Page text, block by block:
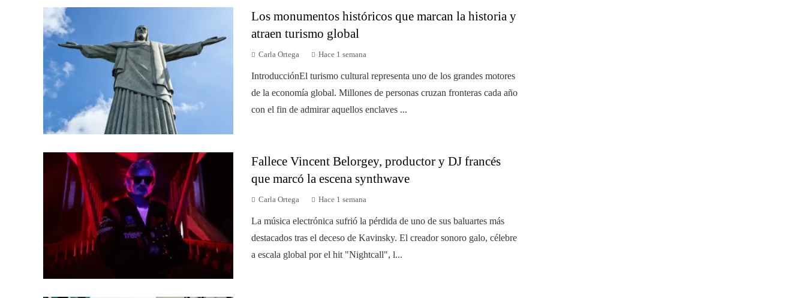
Los monumentos históricos que marcan la historia y
atraen turismo global
Carla Ortega Hace 1 semana
IntroducciónEl turismo cultural representa uno de los grandes motores
de la economía global. Millones de personas cruzan fronteras cada año
con el fin de admirar aquellos enclaves ...
Fallece Vincent Belorgey, productor y DJ francés
que marcó la escena synthwave
Carla Ortega Hace 1 semana
La música electrónica sufrió la pérdida de uno de sus baluartes más
destacados tras el deceso de Kavinsky. El creador sonoro galo, célebre
a escala global por el hit "Nightcall", l...